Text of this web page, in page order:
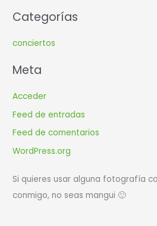
Categorías
conciertos
Meta
Acceder
Feed de entradas
Feed de comentarios
WordPress.org
Si quieres usar alguna fotografía
conmigo, no seas mangui 🙂